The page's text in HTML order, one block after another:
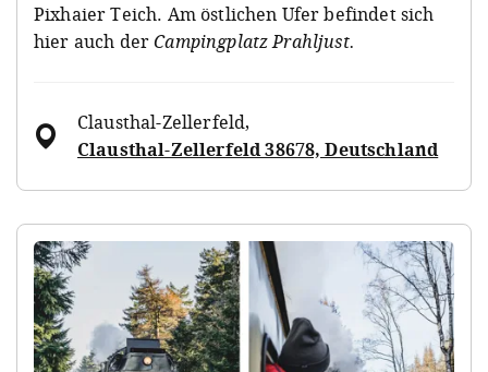
Pixhaier Teich. Am östlichen Ufer befindet sich
hier auch derCampingplatz Prahljust.
Clausthal-Zellerfeld,
Clausthal-Zellerfeld 38678, Deutschland